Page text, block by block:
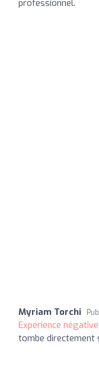
professionnel.
Myriam Torchi
Expérience négative:
tombe directement